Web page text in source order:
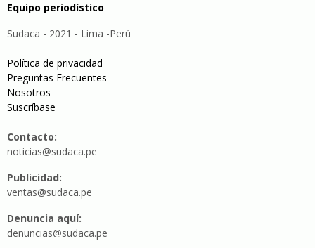
Equipo periodístico
Sudaca - 2021 - Lima -Perú
Política de privacidad
Preguntas Frecuentes
Nosotros
Suscríbase
Contacto:
noticias@sudaca.pe
Publicidad:
ventas@sudaca.pe
Denuncia aquí:
denuncias@sudaca.pe